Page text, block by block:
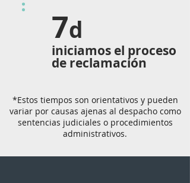
7d
iniciamos el proceso
de reclamación
*Estos tiempos son orientativos y pueden
variar por causas ajenas al despacho como
sentencias judiciales o procedimientos
administrativos.